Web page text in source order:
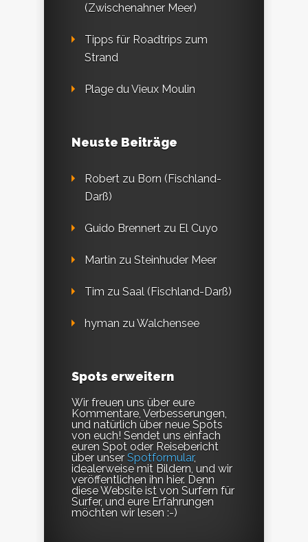
(Zwischenahner Meer)
Tipps für Roadtrips zum
Strand
Plage du Vieux Moulin
Neuste Beiträge
Robert zu Born (Fischland-
Darß)
Guido Brennert zu El Cuyo
Martin zu Steinhuder Meer
Tim zu Saal (Fischland-Darß)
hyman zu Walchensee
Spots erweitern
Wir freuen uns über eure
Kommentare, Verbesserungen,
und natürlich über neue Spots
von euch! Sendet uns einfach
euren Spot oder Reisebericht
über unser Spotformular,
idealerweise mit Bildern, und wir
veröffentlichen ihn hier. Denn
diese Website ist von Surfern für
Surfer, und eure Erfahrungen
möchten wir lesen :-)